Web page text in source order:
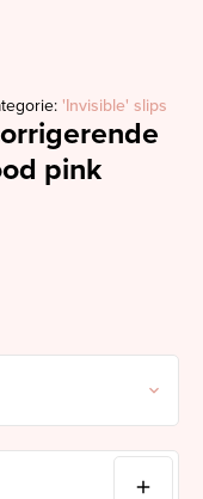
'Invisible' slips
pink